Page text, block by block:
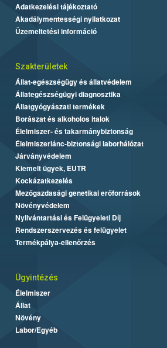
Adatkezelési tájékoztató
Akadálymentességi nyilatkozat
Üzemeltetési információ
Szakterületek
Állat-egészségügy és állatvédelem
Állategészségügyi diagnosztika
Állatgyógyászati termékek
Borászat és alkoholos italok
Élelmiszer- és takarmánybiztonság
Élelmiszerlánc-biztonsági laborhálózat
Járványvédelem
Kiemelt ügyek, EUTR
Kockázatkezelés
Mezőgazdasági genetikai erőforrások
Növényvédelem
Nyilvántartási és Felügyeleti Díj
Rendszerszervezés és felügyelet
Termékpálya-ellenőrzés
Ügyintézés
Élelmiszer
Állat
Növény
Labor/Egyéb